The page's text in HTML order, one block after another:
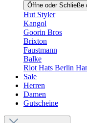
Öffne oder Schließe
Hut Styler
Kangol
Goorin Bros
Brixton
Faustmann
Balke
Riot Hats Berlin
Sale
Herren
Damen
Gutscheine